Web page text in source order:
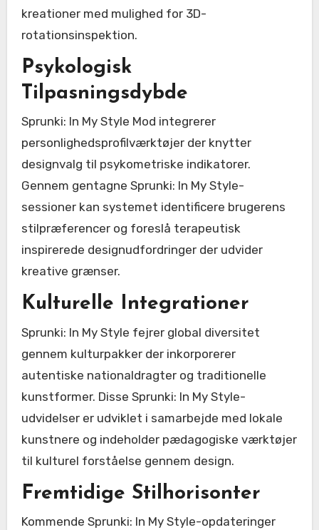
kreationer med mulighed for 3D-
rotationsinspektion.
Psykologisk
Tilpasningsdybde
Sprunki: In My Style Mod integrerer
personlighedsprofilværktøjer der knytter
designvalg til psykometriske indikatorer.
Gennem gentagne Sprunki: In My Style-
sessioner kan systemet identificere brugerens
stilpræferencer og foreslå terapeutisk
inspirerede designudfordringer der udvider
kreative grænser.
Kulturelle Integrationer
Sprunki: In My Style fejrer global diversitet
gennem kulturpakker der inkorporerer
autentiske nationaldragter og traditionelle
kunstformer. Disse Sprunki: In My Style-
udvidelser er udviklet i samarbejde med lokale
kunstnere og indeholder pædagogiske værktøjer
til kulturel forståelse gennem design.
Fremtidige Stilhorisonter
Kommende Sprunki: In My Style-opdateringer